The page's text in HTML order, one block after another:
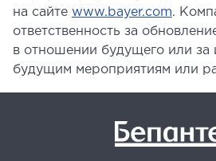
на сайте www.bayer.com.
ответственность за
в отношении будущего или за
будущим мероприятиям или